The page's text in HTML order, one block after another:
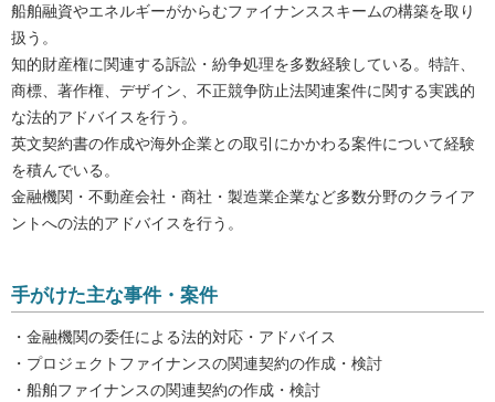
船舶融資やエネルギーがからむファイナンススキームの構築を取り
扱う。
知的財産権に関連する訴訟・紛争処理を多数経験している。特許、
商標、著作権、デザイン、不正競争防止法関連案件に関する実践的
な法的アドバイスを行う。
英文契約書の作成や海外企業との取引にかかわる案件について経験
を積んでいる。
金融機関・不動産会社・商社・製造業企業など多数分野のクライア
ントへの法的アドバイスを行う。
手がけた主な事件・案件
・金融機関の委任による法的対応・アドバイス
・プロジェクトファイナンスの関連契約の作成・検討
・船舶ファイナンスの関連契約の作成・検討